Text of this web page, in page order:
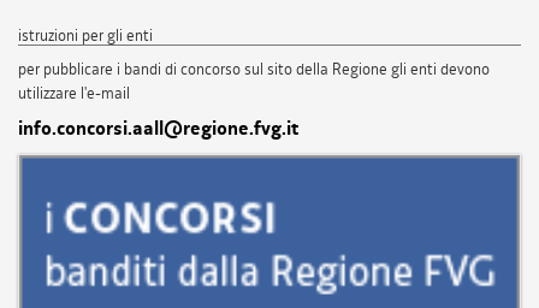
istruzioni per gli enti
per pubblicare i bandi di concorso sul sito della Regione gli enti devono
utilizzare l'e-mail
info.concorsi.aall@regione.fvg.it